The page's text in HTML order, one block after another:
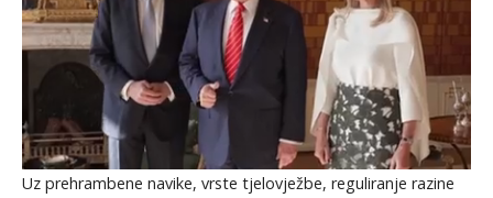
Uz prehrambene navike, vrste tjelovježbe, reguliranje razine